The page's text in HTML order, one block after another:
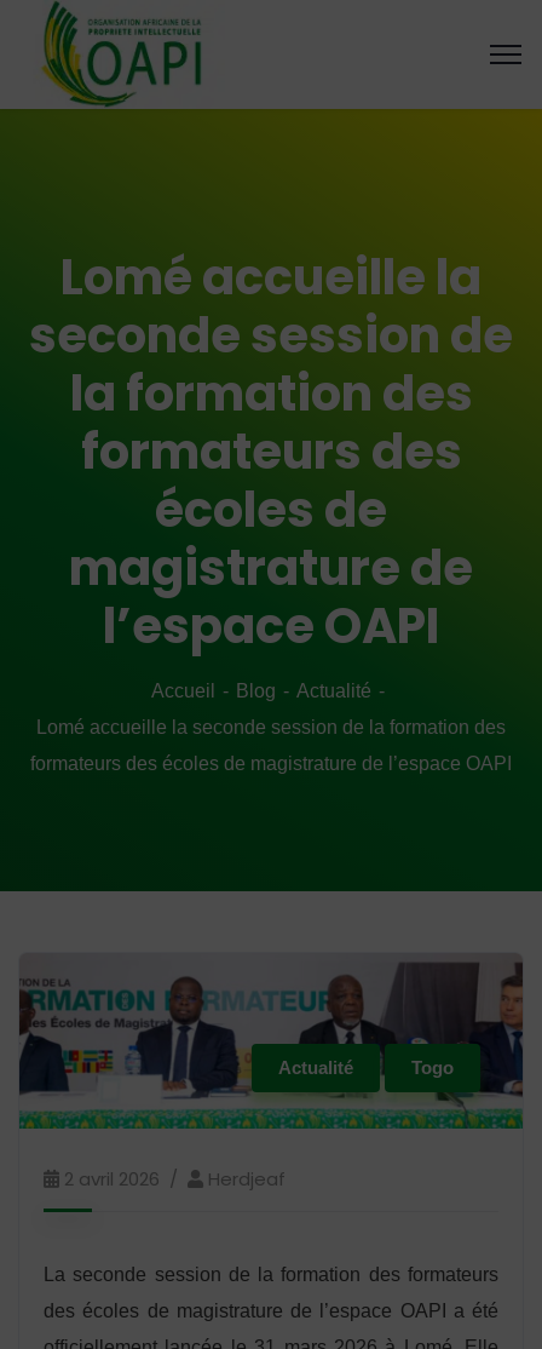
Lomé accueille la
seconde session de
la formation des
formateurs des
écoles de
magistrature de
l’espace OAPI
Accueil Blog
Actualité
Lomé accueille la seconde session de la formation des
formateurs des écoles de magistrature de l’espace OAPI
Actualité Togo
2 avril 2026 Herdjeaf
La seconde session de la formation des formateurs
des écoles de magistrature de l’espace OAPI a été